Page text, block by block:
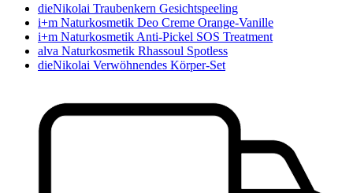
dieNikolai Traubenkern Gesichtspeeling
i+m Naturkosmetik Deo Creme Orange-Vanille
i+m Naturkosmetik Anti-Pickel SOS Treatment
alva Naturkosmetik Rhassoul Spotless
dieNikolai Verwöhnendes Körper-Set